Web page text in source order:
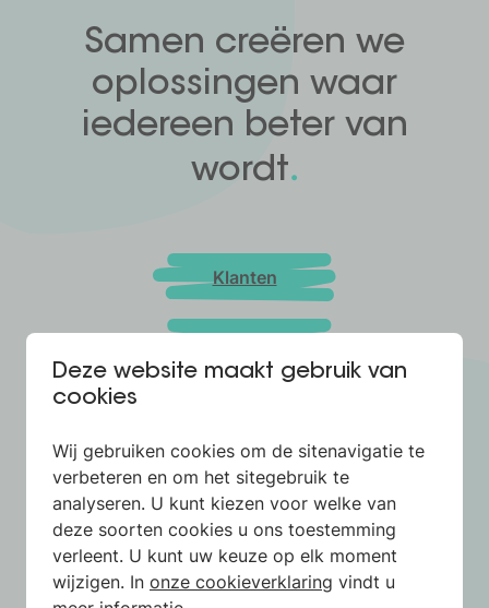
Deze website maakt gebruik van
cookies
Wij gebruiken cookies om de sitenavigatie te
verbeteren en om het sitegebruik te
analyseren. U kunt kiezen voor welke van
deze soorten cookies u ons toestemming
verleent. U kunt uw keuze op elk moment
wijzigen. In onze cookieverklaring vindt u
Samen creëren we
oplossingen waar
iedereen beter van
wordt.
Klanten
Partners
Team